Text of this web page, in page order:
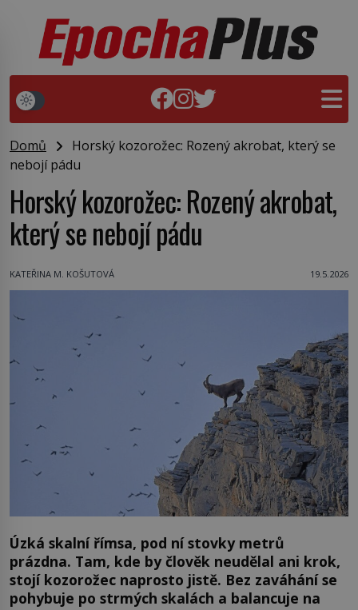
Domů
Horský kozorožec: Rozený akrobat, který se
nebojí pádu
Horský kozorožec: Rozený akrobat,
který se nebojí pádu
KATEŘINA M. KOŠUTOVÁ 19.5.2026
Úzká skalní římsa, pod ní stovky metrů
prázdna. Tam, kde by člověk neudělal ani krok,
stojí kozorožec naprosto jistě. Bez zaváhání se
pohybuje po strmých skalách a balancuje na